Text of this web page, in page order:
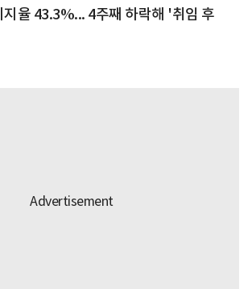
율 43.3%... 4주째 하락해 '취임 후